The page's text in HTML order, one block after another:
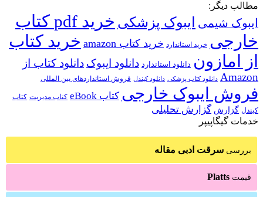
مطالب دیگر:
ایبوک شیمی ایبوک پزشکی
خرید pdf کتاب
خارجی خرید استاندارد خرید کتاب amazon
خرید کتاب
از امازون دانلود استاندارد دانلود ایبوک دانلود کتاب از
Amazon دانلود کتاب پزشکی دانلود کیندل فروش استانداردهای بین المللی
فروش ایبوک خارجی کتاب eBook کتاب مدیریت کتاب
کیندل گزارش گزارش تحلیلی
خدمات گیگاپیپر
بررسی سرقت ادبی مقاله
قیمت Platts